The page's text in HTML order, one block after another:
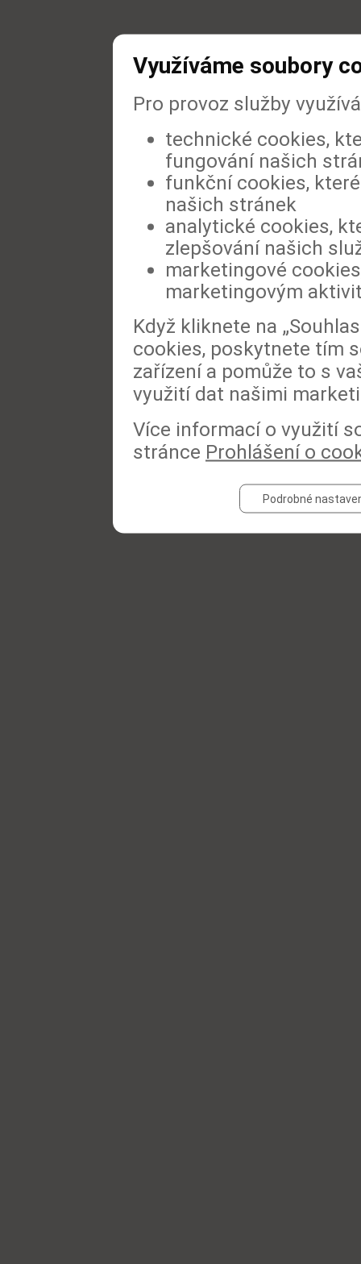
Využíváme soubory
Pro provoz služby
technické cookies,
fungování našich
funkční cookies,
našich stránek
analytické cookies,
zlepšování našich
marketingové
marketingovým
Když kliknete na
cookies, poskytnete tím
zařízení a pomůže to s
využití dat našimi
Více informací o využití
stránce Prohlášení o
Podrobné